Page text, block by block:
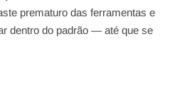
prematuro das ferramentas e
dentro do padrão — até que se